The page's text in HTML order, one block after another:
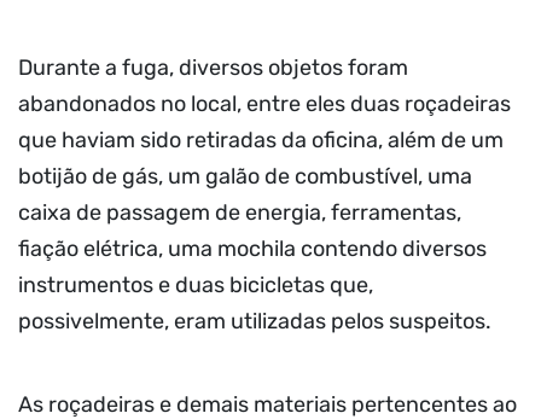
Durante a fuga, diversos objetos foram
abandonados no local, entre eles duas roçadeiras
que haviam sido retiradas da oficina, além de um
botijão de gás, um galão de combustível, uma
caixa de passagem de energia, ferramentas,
fiação elétrica, uma mochila contendo diversos
instrumentos e duas bicicletas que,
possivelmente, eram utilizadas pelos suspeitos.
As roçadeiras e demais materiais pertencentes ao